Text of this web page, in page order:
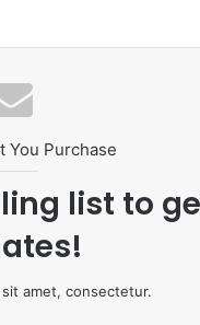
You Purchase
list to
amet, consectetur.